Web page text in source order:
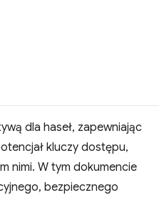
dla haseł, zapewniając
kluczy dostępu,
nimi. W tym dokumencie
bezpiecznego